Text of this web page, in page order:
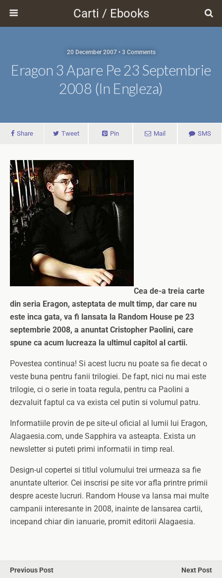
Carti / Ebooks
20 December 2007 • 3 Comments
Eragon 3 Apare Pe 23 Septembrie
2008 (in Engleza)
Share Tweet Pin Mail SMS
Cea de-a treia carte
din seria Eragon, asteptata de mult timp, dar care nu
este inca gata, va fi lansata la Random House pe 23
septembrie 2008, a anuntat Cristopher Paolini, care
spune ca acum lucreaza la ultimul capitol al cartii.
Povestea continua! Si acest lucru nu poate sa fie decat o
veste buna pentru fanii trilogiei. De fapt, nici nu mai este
trilogie, ci o serie in toata regula, pentru ca Paolini a
dezvaluit faptul ca va exista cel putin si volumul patru.
Informatiile provin de pe site-ul oficial al lumii lui Eragon,
Alagaesia.com, unde Sapphira va asteapta. Exista un
newsletter si puteti primi informatii in timp real.
Design-ul copertei si titlul volumului trei urmeaza sa fie
anuntate ulterior. Cei inscrisi pe site vor afla printre primii
despre aceste lucruri. Random House va lansa mai multe
campanii interesante in 2008, inainte de lansarea cartii,
incepand chiar din ianuarie, promit editorii Alagaesia.
Previous Post
Next Post